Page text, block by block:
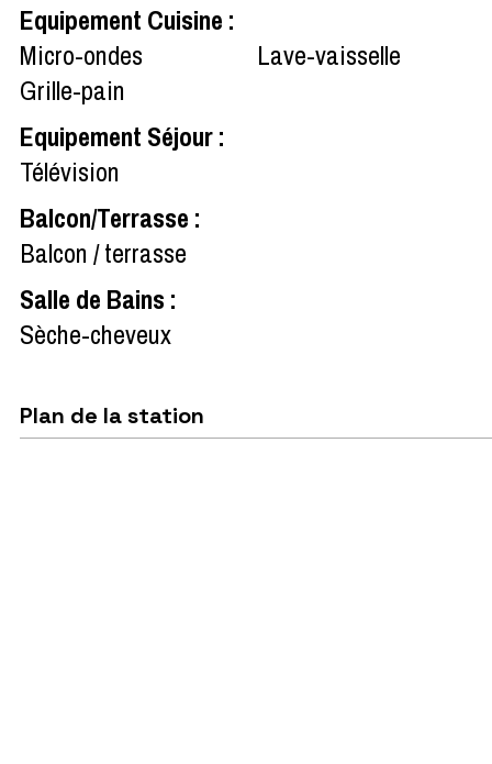
Equipement Cuisine :
Micro-ondes
Lave-vaisselle
Grille-pain
Equipement Séjour:
Télévision
Balcon/Terrasse :
Balcon / terrasse
Salle de Bains :
Sèche-cheveux
Plan de la station